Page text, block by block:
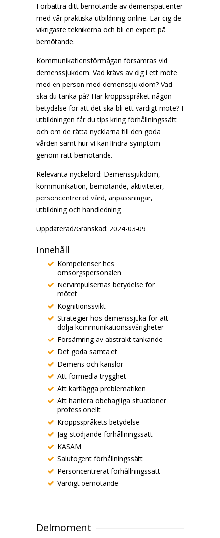
Förbättra ditt bemötande av demenspatienter
med vår praktiska utbildning online. Lär dig de
viktigaste teknikerna och bli en expert på
bemötande.
Kommunikationsförmågan försämras vid
demenssjukdom. Vad krävs av dig i ett möte
med en person med demenssjukdom? Vad
ska du tänka på? Har kroppsspråket någon
betydelse för att det ska bli ett värdigt möte? I
utbildningen får du tips kring förhållningssätt
och om de rätta nycklarna till den goda
vården samt hur vi kan lindra symptom
genom rätt bemötande.
Relevanta nyckelord: Demenssjukdom,
kommunikation, bemötande, aktiviteter,
personcentrerad vård, anpassningar,
utbildning och handledning
Uppdaterad/Granskad: 2024-03-09
Innehåll
Kompetenser hos
omsorgspersonalen
Nervimpulsernas betydelse för
mötet
Kognitionssvikt
Strategier hos demenssjuka för att
dölja kommunikationssvårigheter
Försämring av abstrakt tänkande
Det goda samtalet
Demens och känslor
Att förmedla trygghet
Att kartlägga problematiken
Att hantera obehagliga situationer
professionellt
Kroppsspråkets betydelse
Jag-stödjande förhållningssätt
KASAM
Salutogent förhållningssätt
Personcentrerat förhållningssätt
Värdigt bemötande
Delmoment